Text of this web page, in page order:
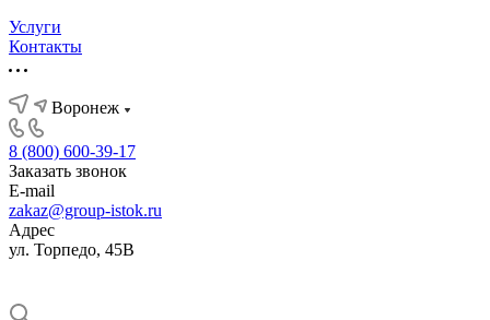
Услуги
Контакты
Воронеж
8 (800) 600-39-17
Заказать звонок
E-mail
zakaz@group-istok.ru
Адрес
ул. Торпедо, 45В